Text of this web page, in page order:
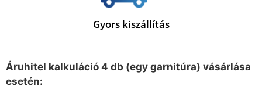
Gyors kiszállítás
Áruhitel kalkuláció 4 db (egy garnitúra) vásárlása
esetén: